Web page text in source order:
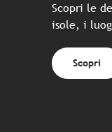
Scopri le
isole, i
Scopri